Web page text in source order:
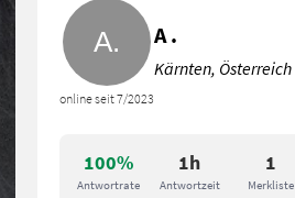
100%
Antwortrate
1h
Antwortzeit
1
Merkliste
online seit 7/2023
A .
Kärnten, Österreich